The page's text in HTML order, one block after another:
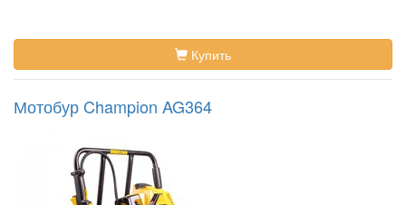
Купить
Мотобур Champion AG364